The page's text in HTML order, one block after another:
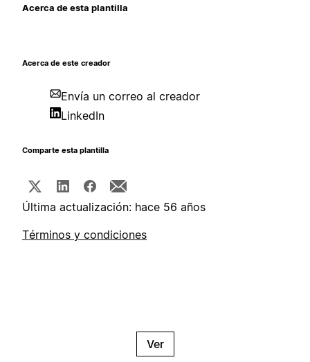
Acerca de esta plantilla
Acerca de este creador
Envía un correo al creador
LinkedIn
Comparte esta plantilla
Última actualización: hace 56 años
Términos y condiciones
Ver